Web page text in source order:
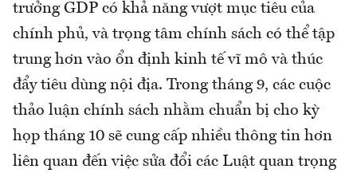
trưởng GDP có khả năng vượt mục tiêu của
chính phủ, và trọng tâm chính sách có thể tập
trung hơn vào ổn định kinh tế vĩ mô và thúc
đẩy tiêu dùng nội địa. Trong tháng 9, các cuộc
thảo luận chính sách nhằm chuẩn bị cho kỳ
họp tháng 10 sẽ cung cấp nhiều thông tin hơn
liên quan đến việc sửa đổi các Luật quan trọng